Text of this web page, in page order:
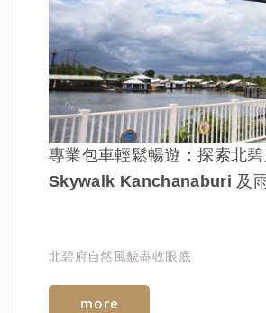
專業包車輕鬆暢遊：探索北
Skywalk Kanchanaburi 及
北碧府自然風貌盡收眼底
more